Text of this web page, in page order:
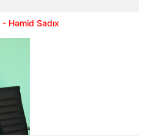
- Həmid Sadıx